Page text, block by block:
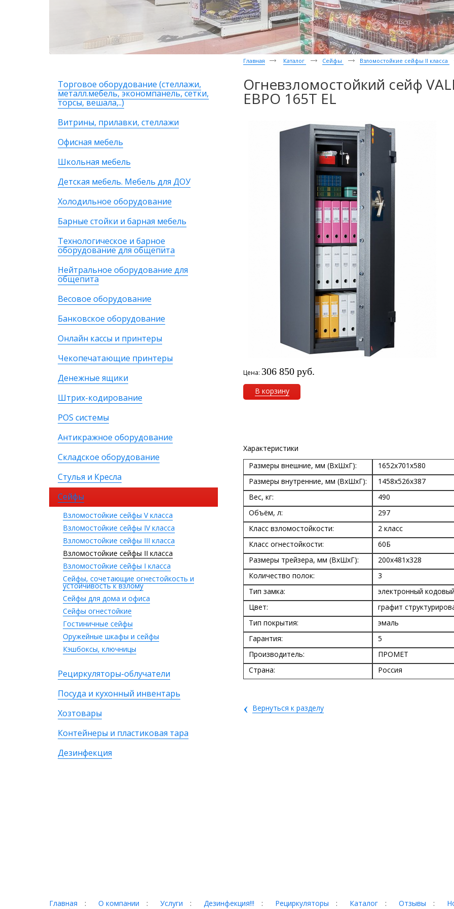
Торговое оборудование (стеллажи,
металл.мебель, экономпанель, сетки,
торсы, вешала,..)
Витрины, прилавки, стеллажи
Офисная мебель
Школьная мебель
Детская мебель. Мебель для ДОУ
Холодильное оборудование
Барные стойки и барная мебель
Технологическое и барное
оборудование для общепита
Нейтральное оборудование для
общепита
Весовое оборудование
Банковское оборудование
Онлайн кассы и принтеры
Чекопечатающие принтеры
Денежные ящики
Штрих-кодирование
POS системы
Антикражное оборудование
Складское оборудование
Стулья и Кресла
Сейфы
Взломостойкие сейфы V класса
Взломостойкие сейфы IV класса
Взломостойкие сейфы III класса
Взломостойкие сейфы II класса
Взломостойкие сейфы I класса
Сейфы, сочетающие огнестойкость и
устойчивость к взлому
Сейфы для дома и офиса
Сейфы огнестойкие
Гостиничные сейфы
Оружейные шкафы и сейфы
Кэшбоксы, ключницы
Рециркуляторы-облучатели
Посуда и кухонный инвентарь
Хозтовары
Контейнеры и пластиковая тара
Дезинфекция
Главная Каталог Сейфы Взломостойкие сейфы II класса
Огневзломостойкий сейф
ЕВРО 165Т EL
Цена: 306 850 руб.
В корзину
Характеристики
Размеры внешние, мм (ВхШхГ):
1652x701x580
Размеры внутренние, мм (ВхШхГ):
1458x526x387
Вес, кг:
490
Объём, л:
297
Класс взломостойкости:
2 класс
Класс огнестойкости:
60Б
Размеры трейзера, мм (ВхШхГ):
200х481х328
Количество полок:
3
Тип замка:
электронный кодовый
Цвет:
графит
Тип покрытия:
эмаль
Гарантия:
5
Производитель:
ПРОМЕТ
Страна:
Россия
‹ Вернуться к разделу
Главная : О компании : Услуги : Дезинфекция!!! : Рециркуляторы : Каталог : Отзывы :